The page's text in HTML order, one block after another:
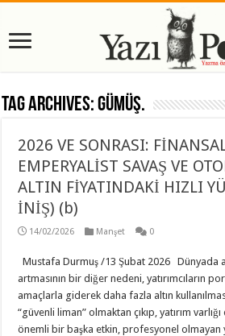
Tag Archives:Gümüş.
2026 VE SONRASI:
EMPERYALİST SAVAŞ VE
ALTIN FİYATINDAKİ HIZLI
İNİŞ) (b)
14/02/2026 Manşet 0
Mustafa Durmuş /13 Şubat 2026 Dünyada
artmasının bir diğer nedeni, yatırımcıların
amaçlarla giderek daha fazla altın
“güvenli liman” olmaktan çıkıp, yatırım
önemli bir başka etkin, profesyonel olmayan